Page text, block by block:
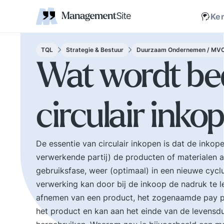
verantwoordelijkheid
en bestuurlijke wijsheid.
Ook de belangrijke
bestuurlijke valkuilen
bestuurlijke drukte,
organisatierot en het
prestige. Tips en
ideeen voor goed
bestuur.
Zelforganisatie 'klein
binnen groot'. De
transitie naar een
organisatie.
van zeggenschap en
naar het laagste niveau
in een organisatie
een vakkundig besluit
genomen kan worden.
Corporate communicatie
Disruptie
Ethiek, integriteit, moreel kompas
Scholing
Non-profit
jonge leiding geven
kleine letters ervoor en er is contact. Zijn
TQL Strategie & Bestuur Duurzaam Ondernemen /
Wat wordt
circulair
De essentie van circulair inkopen is dat de
verwerkende partij) de producten of materialen
gebruiksfase, weer (optimaal) in een nieuwe
verwerking kan door bij de inkoop de nadruk te
afnemen van een product, het zogenaamde
het product en kan aan het einde van de